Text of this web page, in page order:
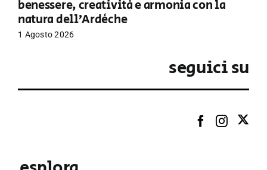
benessere, creatività e armonia con la
natura dell’Ardèche
1 Agosto 2026
seguici su